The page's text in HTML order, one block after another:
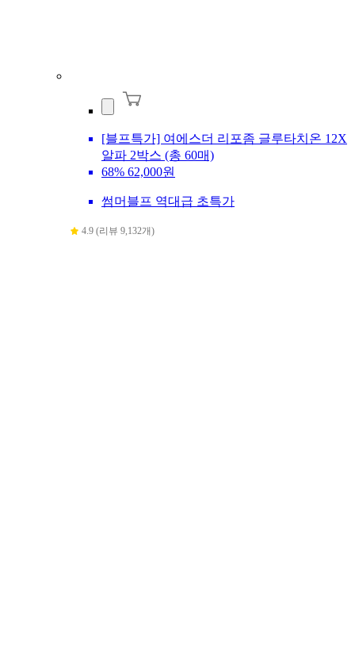
[블프특가] 여에스더 리포좀 글루타치온 12X
알파 2박스 (총 60매)
68% 62,000원
썸머블프 역대급 초특가
4.9 (리뷰 9,132개)